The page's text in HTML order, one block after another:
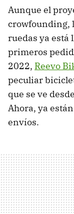
Aunque el
crowfounding,
ruedas ya está
primeros
2022, Reevo
peculiar
que se ve
Ahora, ya
envíos.